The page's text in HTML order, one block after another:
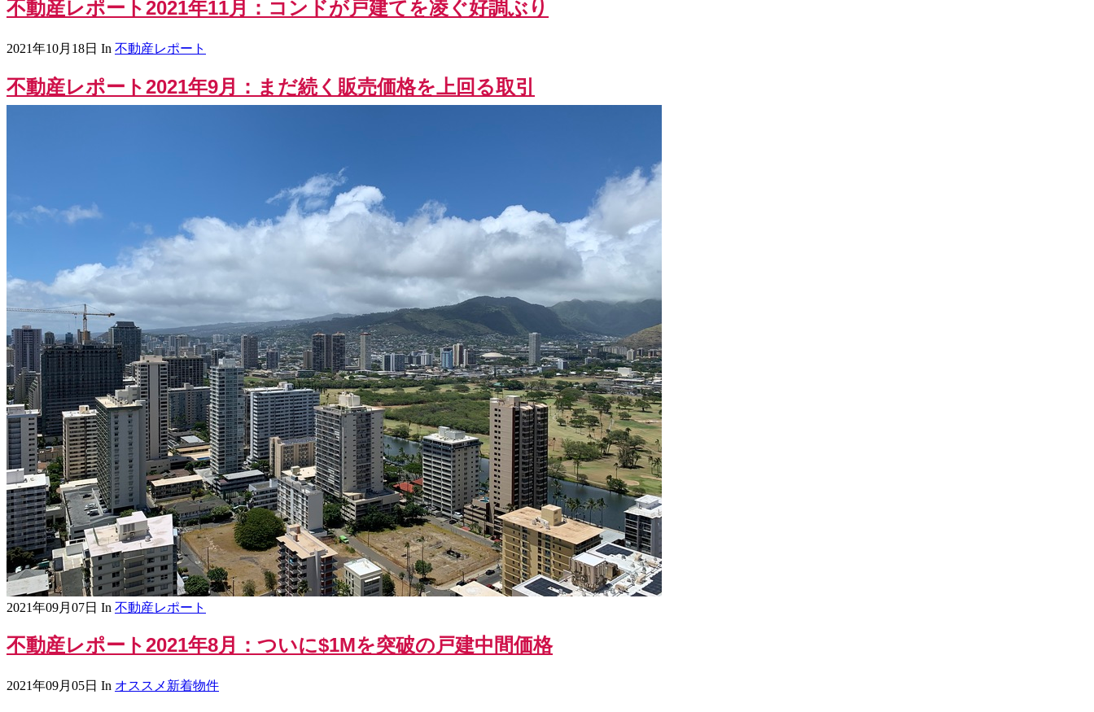
不動産レポート2021年11月：コンドが戸建てを凌ぐ好調ぶり
2021年10月18日 In 不動産レポート
不動産レポート2021年9月：まだ続く販売価格を上回る取引
2021年09月07日 In 不動産レポート
不動産レポート2021年8月：ついに$1Mを突破の戸建中間価格
2021年09月05日 In オススメ新着物件